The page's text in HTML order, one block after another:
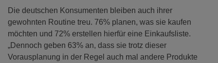
Die deutschen Konsumenten bleiben auch ihrer
gewohnten Routine treu. 76% planen, was sie kaufen
möchten und 72% erstellen hierfür eine Einkaufsliste.
„Dennoch geben 63% an, dass sie trotz dieser
Vorausplanung in der Regel auch mal andere Produkte